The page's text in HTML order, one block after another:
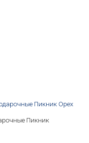
Пикник
Этот